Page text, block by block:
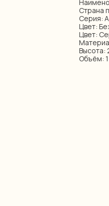
Страна
Серия:
Цвет:
Цвет:
Высота:
Объём: